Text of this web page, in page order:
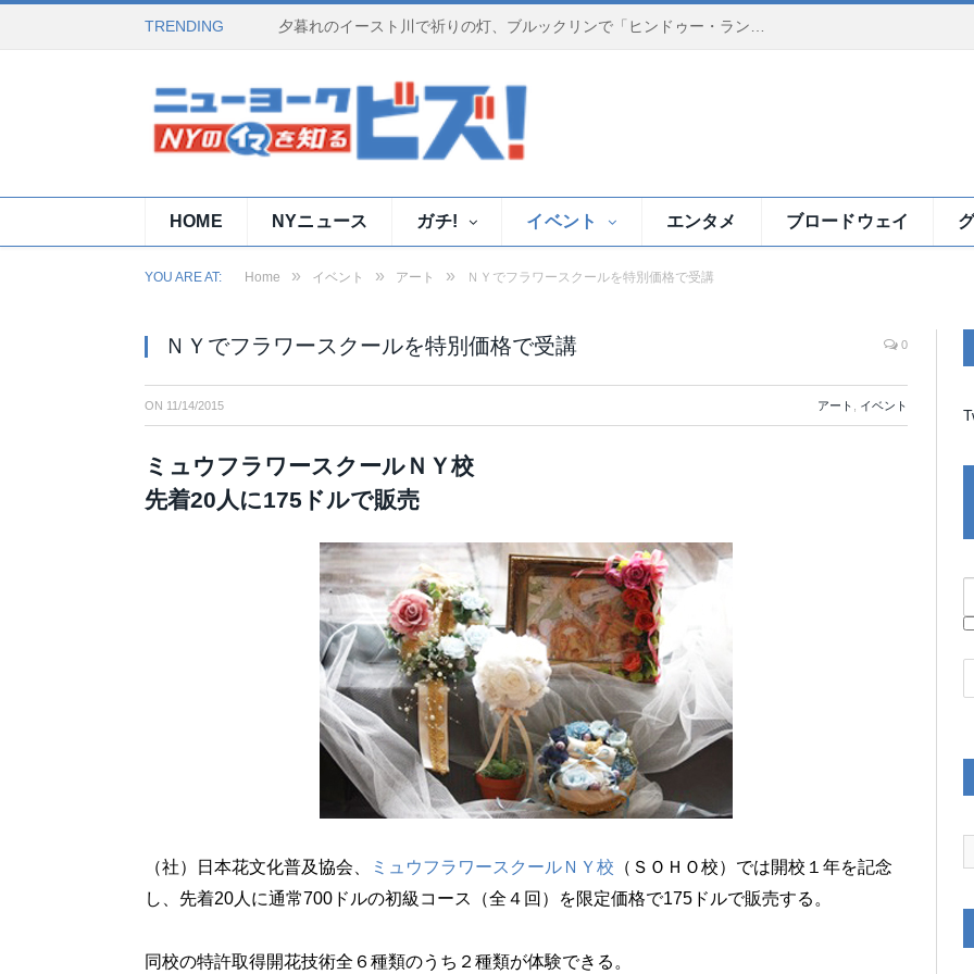
TRENDING 夕暮れのイースト川で祈りの灯、ブルックリンで「ヒンドゥー・ランプ・セレモニー」
HOME NYニュース ガチ! イベント エンタメ ブロードウェイ
YOU ARE AT: Home » イベント » アート » ＮＹでフラワースクールを特別価格で受講
ＮＹでフラワースクールを特別価格で受講 0
ON 11/14/2015 アート イベント
ミュウフラワースクールＮＹ校
先着20人に175ドルで販売
（社）日本花文化普及協会、 ミュウフラワースクールＮＹ校 （ＳＯＨＯ校）では開校１年を記念
し、先着20人に通常700ドルの初級コース（全４回）を限定価格で175ドルで販売する。
同校の特許取得開花技術全６種類のうち２種類が体験できる。